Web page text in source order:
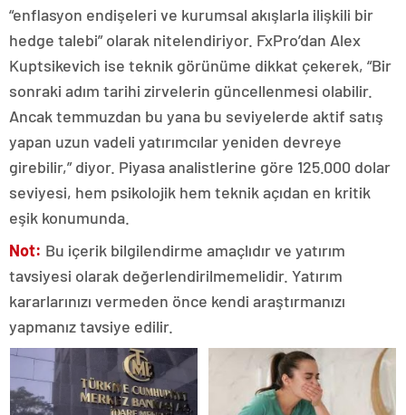
“enflasyon endişeleri ve kurumsal akışlarla ilişkili bir
hedge talebi” olarak nitelendiriyor. FxPro’dan Alex
Kuptsikevich ise teknik görünüme dikkat çekerek, “Bir
sonraki adım tarihi zirvelerin güncellenmesi olabilir.
Ancak temmuzdan bu yana bu seviyelerde aktif satış
yapan uzun vadeli yatırımcılar yeniden devreye
girebilir,” diyor. Piyasa analistlerine göre 125.000 dolar
seviyesi, hem psikolojik hem teknik açıdan en kritik
eşik konumunda.
Not: Bu içerik bilgilendirme amaçlıdır ve yatırım
tavsiyesi olarak değerlendirilmemelidir. Yatırım
kararlarınızı vermeden önce kendi araştırmanızı
yapmanız tavsiye edilir.